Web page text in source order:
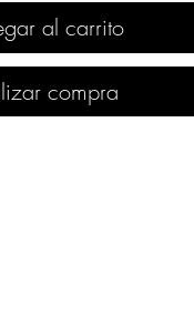
al carrito
compra